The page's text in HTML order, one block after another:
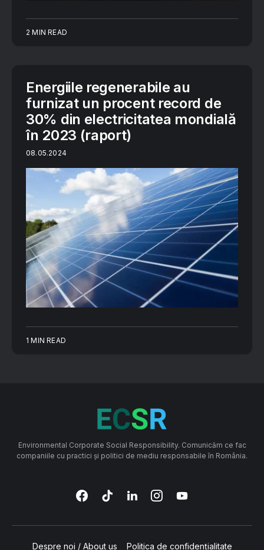
2 MIN READ
Energiile regenerabile au
furnizat un procent record de
30% din electricitatea mondială
în 2023 (raport)
08.05.2024
1 MIN READ
Environmental Corporate Social Responsibility. Comunicăm ce fac
companiile cu practici și politici de mediu responsabile în România.
Despre noi / About us Politica de confidențialitate